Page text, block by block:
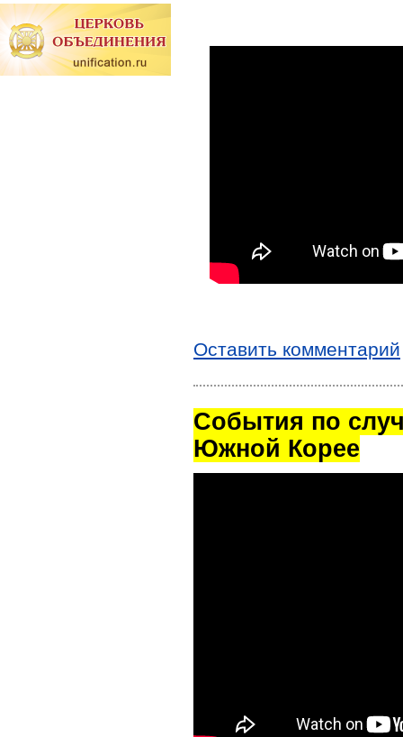
Оставить комментарий
Cобытия по
Южной Корее